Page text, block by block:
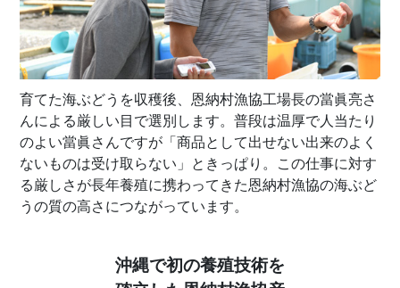
育てた海ぶどうを収穫後、恩納村漁協工場長の當眞亮さ
んによる厳しい目で選別します。普段は温厚で人当たり
のよい當眞さんですが「商品として出せない出来のよく
ないものは受け取らない」ときっぱり。この仕事に対す
る厳しさが長年養殖に携わってきた恩納村漁協の海ぶど
うの質の高さにつながっています。
沖縄で初の養殖技術を